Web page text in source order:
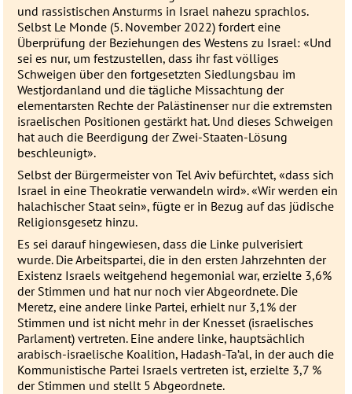
und rassistischen Ansturms in Israel nahezu sprachlos.
Selbst Le Monde (5. November 2022) fordert eine
Überprüfung der Beziehungen des Westens zu Israel: «Und
sei es nur, um festzustellen, dass ihr fast völliges
Schweigen über den fortgesetzten Siedlungsbau im
Westjordanland und die tägliche Missachtung der
elementarsten Rechte der Palästinenser nur die extremsten
israelischen Positionen gestärkt hat. Und dieses Schweigen
hat auch die Beerdigung der Zwei-Staaten-Lösung
beschleunigt».
Selbst der Bürgermeister von Tel Aviv befürchtet, «dass sich
Israel in eine Theokratie verwandeln wird». «Wir werden ein
halachischer Staat sein», fügte er in Bezug auf das jüdische
Religionsgesetz hinzu.
Es sei darauf hingewiesen, dass die Linke pulverisiert
wurde. Die Arbeitspartei, die in den ersten Jahrzehnten der
Existenz Israels weitgehend hegemonial war, erzielte 3,6%
der Stimmen und hat nur noch vier Abgeordnete. Die
Meretz, eine andere linke Partei, erhielt nur 3,1% der
Stimmen und ist nicht mehr in der Knesset (israelisches
Parlament) vertreten. Eine andere linke, hauptsächlich
arabisch-israelische Koalition, Hadash-Ta’al, in der auch die
Kommunistische Partei Israels vertreten ist, erzielte 3,7 %
der Stimmen und stellt 5 Abgeordnete.